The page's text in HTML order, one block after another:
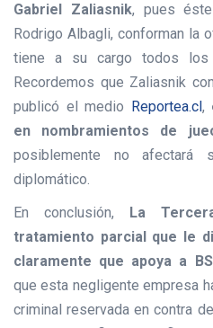
Gabriel Zaliasnik, pues
Rodrigo Albagli, conforman la
tiene a su cargo todos los
Recordemos que Zaliasnik con
publicó el medio
Reportea.cl ,
en nombramientos de
posiblemente no afectará
diplomático.
En conclusión,
La
tratamiento parcial que le
claramente que apoya a
que esta negligente empresa
criminal reservada en contra